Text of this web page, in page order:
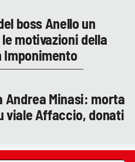
boss Anello un
motivazioni della
Imponimento
Andrea Minasi: morta
viale Affaccio, donati